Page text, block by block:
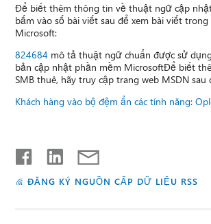
Để biết thêm thông tin về thuật ngữ cập
bấm vào số bài viết sau để xem bài viết
Microsoft:
824684 mô tả thuật ngữ chuẩn được sử
bản cập nhật phần mềm MicrosoftĐể biết
SMB thuê, hãy truy cập trang web MSDN sau
Khách hàng vào bộ đệm ẩn các tính năng:
ĐĂNG KÝ NGUỒN CẤP DỮ LIỆU RSS